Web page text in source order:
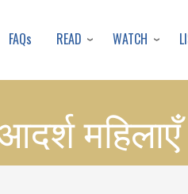
to
content
FAQs READ WATCH
महिलाएँ